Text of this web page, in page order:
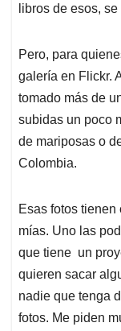
libros de esos,
Pero, para
galería en Flickr.
tomado más de
subidas un poco
de mariposas o
Colombia.
Esas fotos
mías. Uno las
que tiene un
quieren sacar
nadie que tenga
fotos. Me piden